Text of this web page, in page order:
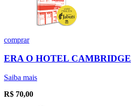
comprar
ERA O HOTEL CAMBRIDGE
Saiba mais
R$ 70,00